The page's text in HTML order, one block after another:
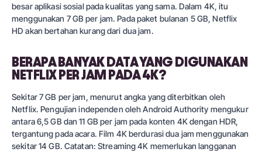
besar aplikasi sosial pada kualitas yang sama. Dalam 4K, itu
menggunakan 7 GB per jam. Pada paket bulanan 5 GB, Netflix
HD akan bertahan kurang dari dua jam.
BERAPA BANYAK DATA YANG DIGUNAKAN
NETFLIX PER JAM PADA 4K?
Sekitar 7 GB per jam, menurut angka yang diterbitkan oleh
Netflix. Pengujian independen oleh Android Authority mengukur
antara 6,5 GB dan 11 GB per jam pada konten 4K dengan HDR,
tergantung pada acara. Film 4K berdurasi dua jam menggunakan
sekitar 14 GB. Catatan: Streaming 4K memerlukan langganan